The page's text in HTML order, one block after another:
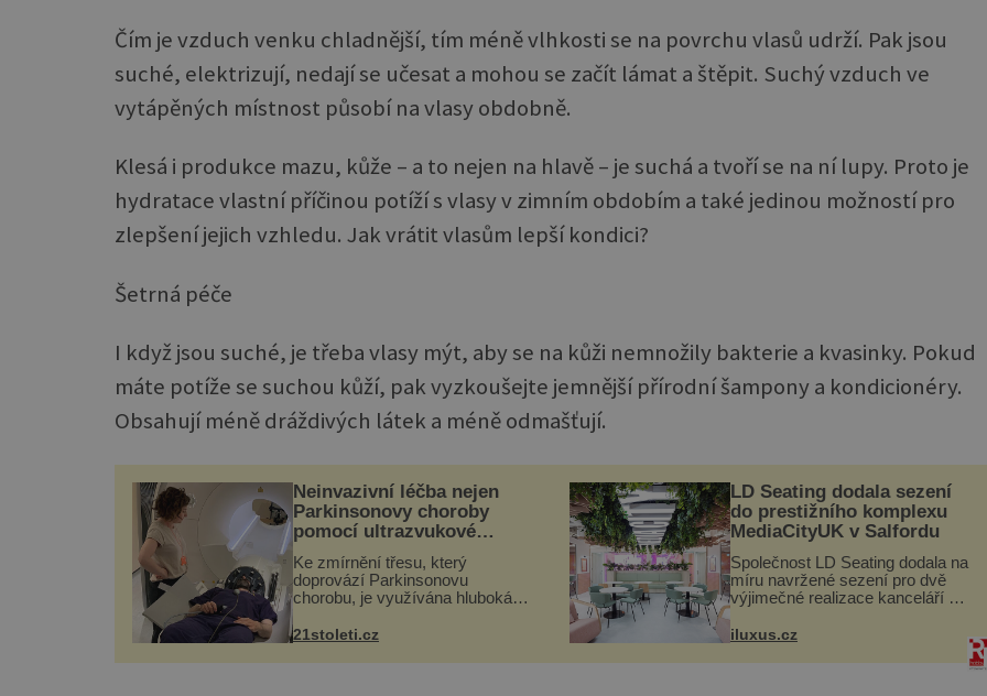
Čím je vzduch venku chladnější, tím méně vlhkosti se na povrchu vlasů udrží. Pak jsou
suché, elektrizují, nedají se učesat a mohou se začít lámat a štěpit. Suchý vzduch ve
vytápěných místnost působí na vlasy obdobně.
Klesá i produkce mazu, kůže – a to nejen na hlavě – je suchá a tvoří se na ní lupy. Proto je
hydratace vlastní příčinou potíží s vlasy v zimním obdobím a také jedinou možností pro
zlepšení jejich vzhledu. Jak vrátit vlasům lepší kondici?
Šetrná péče
I když jsou suché, je třeba vlasy mýt, aby se na kůži nemnožily bakterie a kvasinky. Pokud
máte potíže se suchou kůží, pak vyzkoušejte jemnější přírodní šampony a kondicionéry.
Obsahují méně dráždivých látek a méně odmašťují.
Neinvazivní léčba nejen
Parkinsonovy choroby
pomocí ultrazvukové
„helmy“
Ke zmírnění třesu, který
doprovází Parkinsonovu
chorobu, je využívána hluboká
vyžaduje vysoce invazivní
vhodný k dostatečně přesnému
21stoleti.cz
LD Seating dodala sezení
do prestižního komplexu
MediaCityUK v Salfordu
Společnost LD Seating dodala na
míru navržené sezení pro dvě
výjimečné realizace kanceláří v
Salfordu – konkrétně do budov
Komplex budov Media...
iluxus.cz